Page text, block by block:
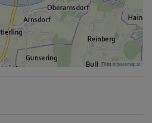
Tiles ©basemap.at